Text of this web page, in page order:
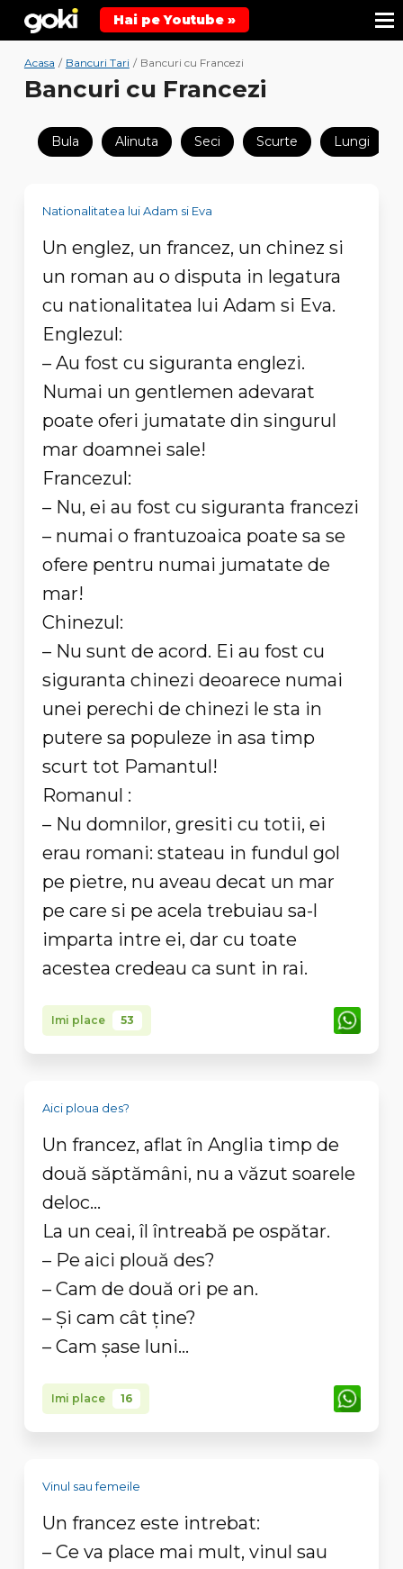
Hai pe Youtube »
Acasa / Bancuri Tari / Bancuri cu Francezi
Bancuri cu Francezi
Bula Alinuta Seci Scurte Lungi
Nationalitatea lui Adam si Eva
Un englez, un francez, un chinez si
un roman au o disputa in legatura
cu nationalitatea lui Adam si Eva.
Englezul:
– Au fost cu siguranta englezi.
Numai un gentlemen adevarat
poate oferi jumatate din singurul
mar doamnei sale!
Francezul:
– Nu, ei au fost cu siguranta francezi
– numai o frantuzoaica poate sa se
ofere pentru numai jumatate de
mar!
Chinezul:
– Nu sunt de acord. Ei au fost cu
siguranta chinezi deoarece numai
unei perechi de chinezi le sta in
putere sa populeze in asa timp
scurt tot Pamantul!
Romanul :
– Nu domnilor, gresiti cu totii, ei
erau romani: stateau in fundul gol
pe pietre, nu aveau decat un mar
pe care si pe acela trebuiau sa-l
imparta intre ei, dar cu toate
acestea credeau ca sunt in rai.
Imi place 53
Aici ploua des?
Un francez, aflat în Anglia timp de
două săptămâni, nu a văzut soarele
deloc...
La un ceai, îl întreabă pe ospătar.
– Pe aici plouă des?
– Cam de două ori pe an.
– Și cam cât ține?
– Cam șase luni…
Imi place 16
Vinul sau femeile
Un francez este intrebat:
– Ce va place mai mult, vinul sau